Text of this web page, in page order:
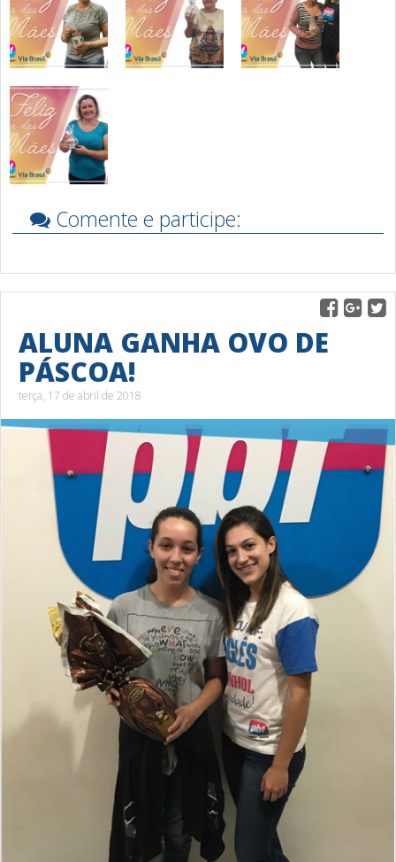
Comente e participe:
ALUNA GANHA OVO DE
PÁSCOA!
terça, 17 de abril de 2018